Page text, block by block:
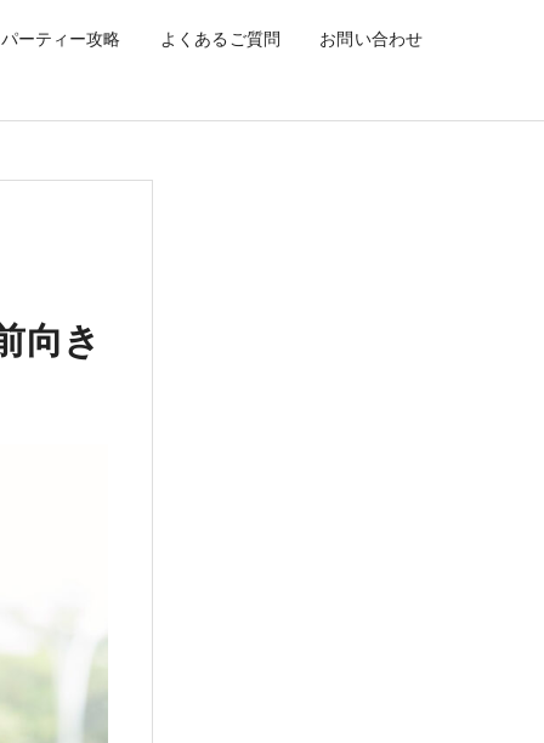
介！
パーティー攻略 よくあるご質問 お問い合わせ
向き